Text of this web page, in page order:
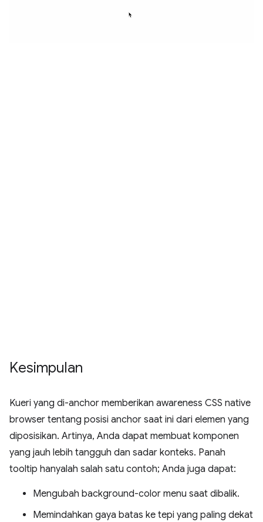
Kesimpulan
Kueri yang di-anchor memberikan awareness CSS native
browser tentang posisi anchor saat ini dari elemen yang
diposisikan. Artinya, Anda dapat membuat komponen
yang jauh lebih tangguh dan sadar konteks. Panah
tooltip hanyalah salah satu contoh; Anda juga dapat:
Mengubah background-color menu saat dibalik.
Memindahkan gaya batas ke tepi yang paling dekat